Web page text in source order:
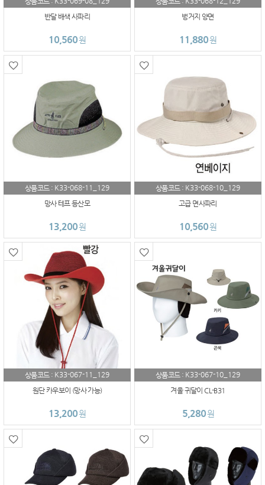
반달 배색 사파리
10,560원
벙거지 양면
11,880원
상품코드 : K33-068-11_129
망사 테프 등산모
13,200원
상품코드 : K33-068-10_129
고급 면사파리
10,560원
상품코드 : K33-067-11_129
원단 카우보이 (망사 가능)
13,200원
상품코드 : K33-067-10_129
겨울 귀달이 CL-B31
5,280원